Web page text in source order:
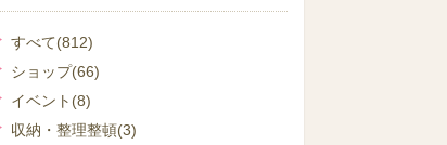
すべて(812)
ショップ(66)
イベント (8)
収納・整理整頓(3)